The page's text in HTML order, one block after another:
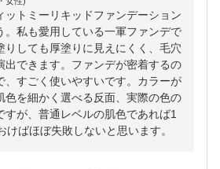
ットミーリキッドファンデーション
。私も愛用している一軍ファンデで
りしても厚塗りに見えにくく、毛穴
出できます。ファンデが密着するの
、すごく使いやすいです。カラーが
色を細かく選べる反面、実際の色の
すが、普通レベルの肌色であれば1
けばほぼ失敗しないと思います。